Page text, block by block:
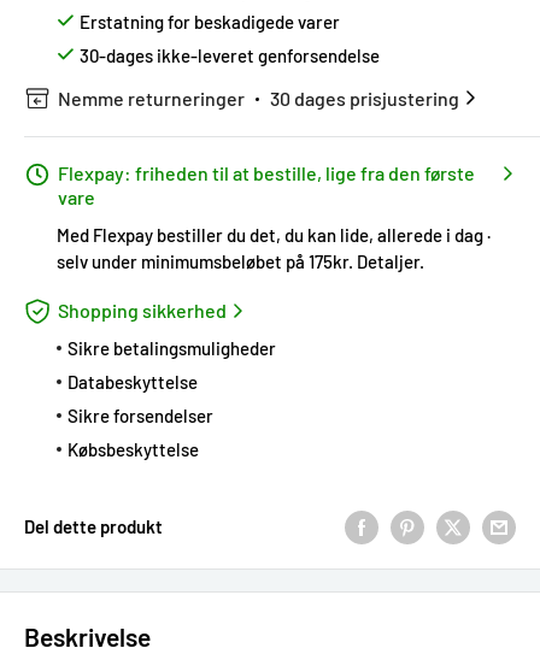
Erstatning for beskadigede varer
30-dages ikke-leveret genforsendelse
Nemme returneringer 30 dages prisjustering
Flexpay: friheden til at bestille, lige fra den første
vare
Med Flexpay bestiller du det, du kan lide, allerede i dag ·
selv under minimumsbeløbet på 175kr. Detaljer.
Shopping sikkerhed
Sikre betalingsmuligheder
Databeskyttelse
Sikre forsendelser
Købsbeskyttelse
Del dette produkt
Beskrivelse